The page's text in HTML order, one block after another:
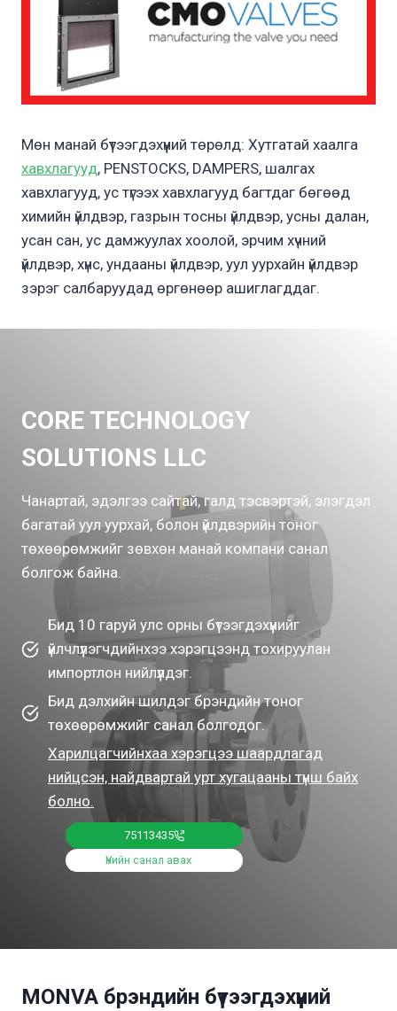
Мөн манай бүтээгдэхүүний төрөлд: Хутгатай хаалга
хавхлагууд, PENSTOCKS, DAMPERS, шалгах
хавхлагууд, ус түгээх хавхлагууд багтдаг бөгөөд
химийн үйлдвэр, газрын тосны үйлдвэр, усны далан,
усан сан, ус дамжуулах хоолой, эрчим хүчний
үйлдвэр, хүнс, ундааны үйлдвэр, уул уурхайн үйлдвэр
зэрэг салбаруудад өргөнөөр ашиглагддаг.
CORE TECHNOLOGY
SOLUTIONS LLC
Чанартай, эдэлгээ сайтай, галд тэсвэртэй, элэгдэл
багатай уул уурхай, болон үйлдвэрийн тоног
төхөөрөмжийг зөвхөн манай компани санал
болгож байна.
Бид 10 гаруй улс орны бүтээгдэхүүнийг
үйлчлүүлэгчдийнхээ хэрэгцээнд тохируулан
импортлон нийлүүлдэг.
Бид дэлхийн шилдэг брэндийн тоног
төхөөрөмжийг санал болгодог.
Харилцагчийнхаа хэрэгцээ шаардлагад
нийцсэн, найдвартай урт хугацааны түнш байх
болно.
75113435
Үнийн санал авах
MONVA брэндийн бүтээгдэхүүний